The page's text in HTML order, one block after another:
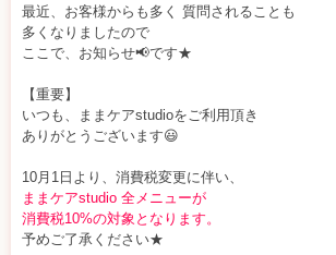
出
張
「骨
盤
矯
正・
最近、お客様からも多く 質問されることも
多くなりましたので
ここで、お知らせ📢です★
【重要】
いつも、ままケアstudioをご利用頂き
ありがとうございます😃
10月1日より、消費税変更に伴い、
ままケアstudio 全メニューが
消費税10%の対象となります。
予めご了承ください★